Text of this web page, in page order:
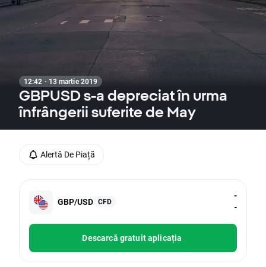
12:42 · 13 martie 2019
GBPUSD s-a depreciat în urma
înfrângerii suferite de May
GBP/USD CFD
-
-
Descarcă gratuit aplicația
Alertă De Piață